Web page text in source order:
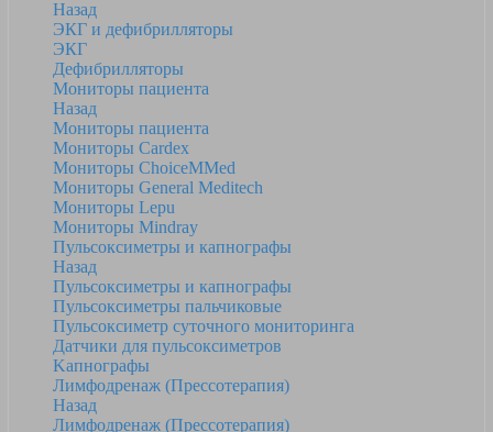
Назад
ЭКГ и дефибрилляторы
ЭКГ
Дефибрилляторы
Мониторы пациента
Назад
Мониторы пациента
Мониторы Cardex
Мониторы ChoiceMMed
Мониторы General Meditech
Мониторы Lepu
Мониторы Mindray
Пульсоксиметры и капнографы
Назад
Пульсоксиметры и капнографы
Пульсоксиметры пальчиковые
Пульсоксиметр суточного мониторинга
Датчики для пульсоксиметров
Kапнографы
Лимфодренаж (Прессотерапия)
Назад
Лимфодренаж (Прессотерапия)